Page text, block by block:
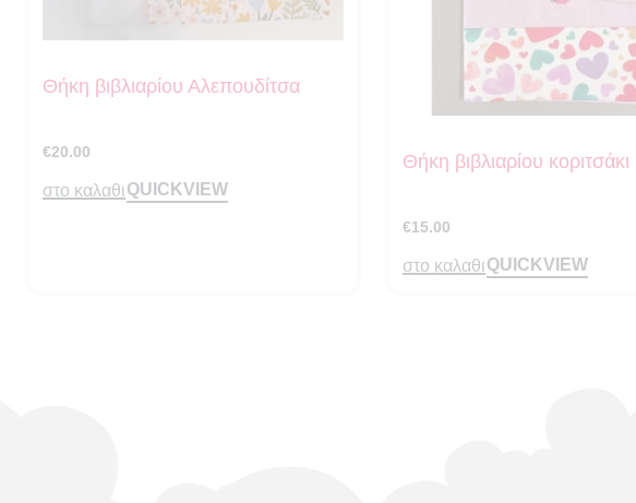
Θήκη βιβλιαρίου Αλεπουδίτσα
€20.00
στο καλαθιQUICKVIEW
Θήκη βιβλιαρίου
€15.00
στο καλαθιQUICKVIEW